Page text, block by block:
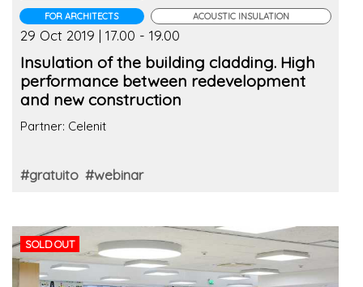
FOR ARCHITECTS ACOUSTIC INSULATION
29 Oct 2019 | 17.00 - 19.00
Insulation of the building cladding. High
performance between redevelopment
and new construction
Partner: Celenit
#gratuito #webinar
SOLD OUT